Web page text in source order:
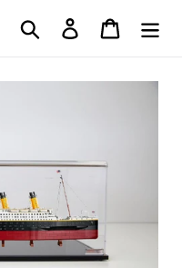
Suchen Einloggen